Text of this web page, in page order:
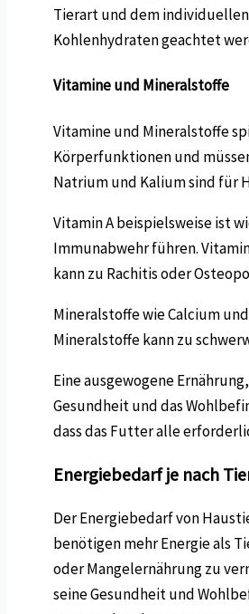
Tierart und dem
Kohlenhydraten geachtet
Vitamine und Mineralstoffe
Vitamine und Mineralstoffe
Körperfunktionen und
Natrium und Kalium sind für
Vitamin A beispielsweise ist
Immunabwehr führen.
kann zu Rachitis oder
Mineralstoffe wie Calcium
Mineralstoffe kann zu
Eine ausgewogene
Gesundheit und das
dass das Futter alle
Energiebedarf je nach
Der Energiebedarf von
benötigen mehr Energie als
oder Mangelernährung zu
seine Gesundheit und